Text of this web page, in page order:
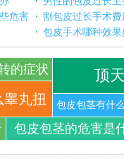
危害
割包皮过长手术
包皮手术哪种效果
的症状
道
睾丸扭
以导
顶
包皮包茎有什
包皮包茎的危害是